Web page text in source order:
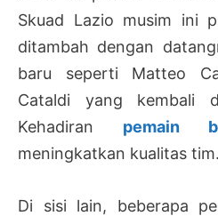
Skuad Lazio musim ini
ditambah dengan
baru seperti Matteo
Cataldi yang kembali
Kehadiran pemain
meningkatkan kualitas tim.
Di sisi lain, beberapa